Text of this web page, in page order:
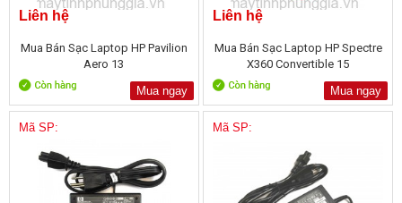
Liên hệ
Mua Bán Sạc Laptop HP Pavilion
Aero 13
Mua ngay
Liên hệ
Mua Bán Sạc Laptop HP Spectre
X360 Convertible 15
Mua ngay
Mã SP: Mã SP: